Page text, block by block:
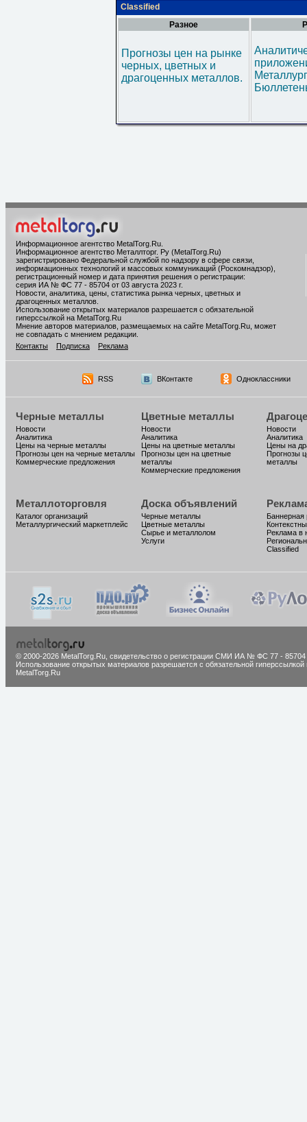
Classified
Разное
Прогнозы цен на рынке
черных, цветных и
драгоценных металлов.
Информационное агентство MetalTorg.Ru
Информационное агентство Металлторг. Ру (MetalTorg.Ru)
зарегистрировано Федеральной службой по надзору в сфере связи,
информационных технологий и массовых коммуникаций (Роскомнадзор),
регистрационный номер и дата принятия решения о регистрации:
серия ИА № ФС 77 - 85704 от 03 августа 2023 г.
Новости, аналитика, цены, статистика рынка черных, цветных и
драгоценных металлов.
Использование открытых материалов разрешается с обязательной
гиперссылкой на MetalTorg.Ru
Мнение авторов материалов, размещаемых на сайте MetalTorg.Ru, может
не совпадать с мнением редакции.
Контакты
Подписка Реклама
RSS ВКонтакте Одноклассники
Черные металлы
Новости
Аналитика
Цены на черные металлы
Прогнозы цен на черные металлы
Коммерческие предложения
Цветные металлы
Новости
Аналитика
Цены на цветные металлы
Прогнозы цен на цветные
металлы
Коммерческие предложения
Новости
Аналитика
Цены на
Прогнозы
металлы
Металлоторговля
Каталог организаций
Металлургический маркетплейс
Доска объявлений
Черные металлы
Цветные металлы
Сырье и металлолом
Услуги
Баннерная
Реклама в
Classified
© 2000-2026 MetalTorg.Ru, cвидетельство о регистрации СМИ ИА № ФС 77 - 85704
Использование открытых материалов разрешается с обязательной гиперссылкой
MetalTorg.Ru